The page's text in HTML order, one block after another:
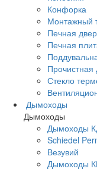
Конфорка
Монтажный
Печная
Печная
Прочистная
Стекло
Дымоходы
Дымоходы
Дымоходы
Schiedel
Везувий
Дымоходы